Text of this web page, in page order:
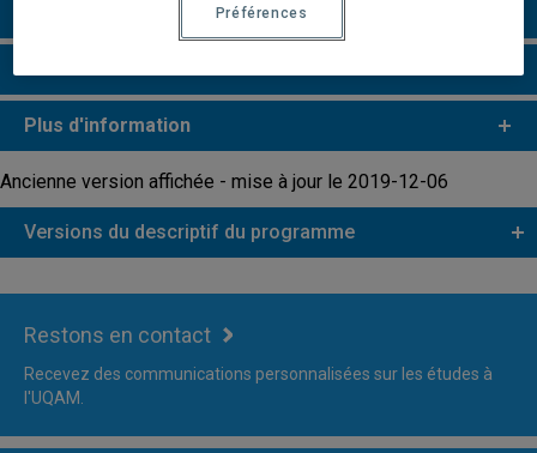
Remarques et règlements
Plus d'information
Ancienne version affichée - mise à jour le 2019-12-06
Versions du descriptif du programme
Restons en contact
Recevez des communications personnalisées sur les études à
l'UQAM.
Préférences